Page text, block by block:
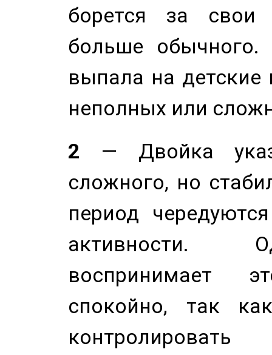
борется за свои
больше
выпала на детские
неполных или
2 — Двойка
сложного, но
период
активности.
воспринимает
спокойно, так